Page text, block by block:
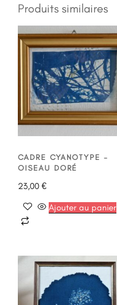
Produits similaires
CADRE CYANOTYPE –
OISEAU DORÉ
23,00 €
Ajouter au panier